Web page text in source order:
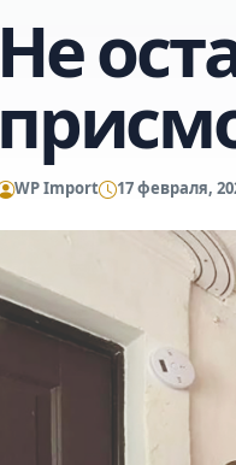
Не
WP Import 17 февраля,